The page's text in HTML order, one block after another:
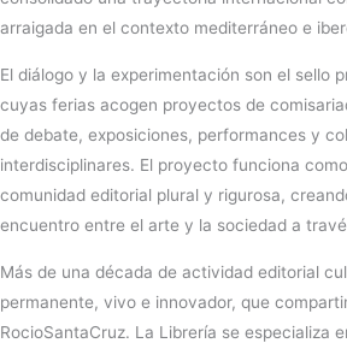
arraigada en el contexto mediterráneo e
El diálogo y la experimentación son el sello
cuyas ferias acogen proyectos de
de debate, exposiciones, performances y
interdisciplinares. El proyecto funciona
comunidad editorial plural y rigurosa,
encuentro entre el arte y la sociedad a
Más de una década de actividad editorial
permanente, vivo e innovador, que
RocioSantaCruz. La Librería se especializa